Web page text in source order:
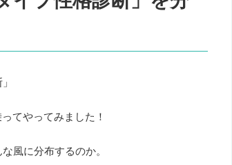
てやってみました！
風に分布するのか。